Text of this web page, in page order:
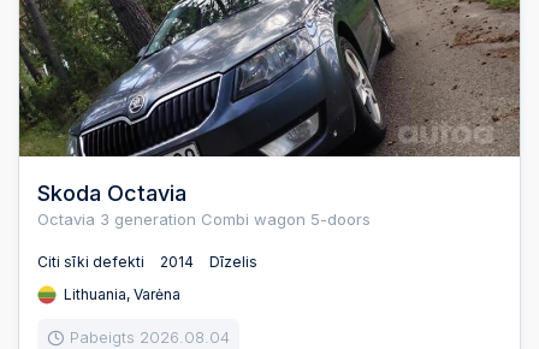
Skoda Octavia
Octavia 3 generation Combi wagon 5-doors
Citi sīki defekti 2014
Dīzelis
Lithuania, Varėna
Pabeigts 2026.08.04